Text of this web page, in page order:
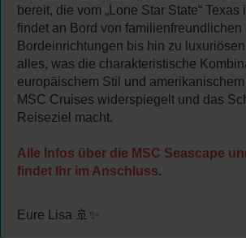
bereit, die vom „Lone Star State“
findet an Bord von familienfreundlichen
Bordeinrichtungen bis hin zu
alles, was die charakteristische
europäischem Stil und
MSC Cruises widerspiegelt und das
Reiseziel macht.
Alle Infos über die MSC Seascape
findet Ihr im Anschluss.
Eure Lisa 🚢✨